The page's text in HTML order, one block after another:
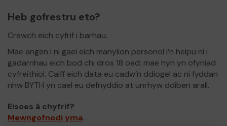
Heb gofrestru eto?
Crëwch eich cyfrif i barhau.
Mae angen i ni gael eich manylion personol i’n helpu ni i
gadarnhau eich bod chi dros 18 oed; mae hyn yn ofyniad
cyfreithiol. Caiff eich data eu cadw’n ddiogel ac ni fyddan
nhw BYTH yn cael eu defnyddio at unrhyw ddiben arall.
Eisoes â chyfrif?
Mewngofnodi yma.